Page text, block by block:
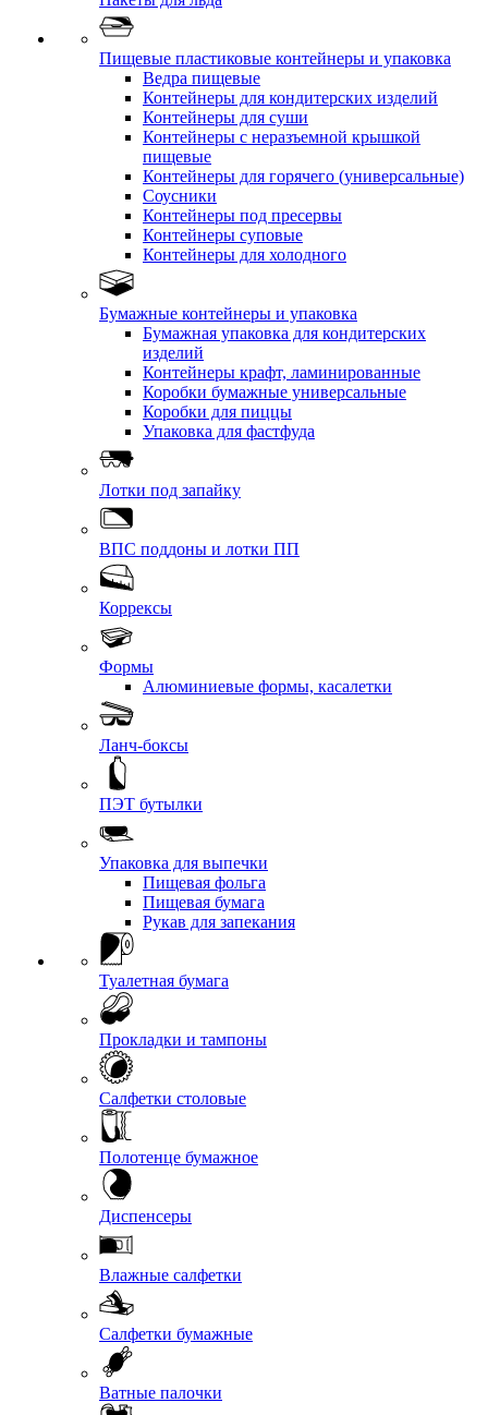
Пищевые пластиковые контейнеры и упаковка
Ведра пищевые
Контейнеры для кондитерских изделий
Контейнеры для суши
Контейнеры с неразъемной крышкой
пищевые
Контейнеры для горячего (универсальные)
Соусники
Контейнеры под пресервы
Контейнеры суповые
Контейнеры для холодного
Бумажные контейнеры и упаковка
Бумажная упаковка для кондитерских
изделий
Контейнеры крафт, ламинированные
Коробки бумажные универсальные
Коробки для пиццы
Упаковка для фастфуда
Лотки под запайку
ВПС поддоны и лотки ПП
Коррексы
Формы
Алюминиевые формы, касалетки
Ланч-боксы
ПЭТ бутылки
Упаковка для выпечки
Пищевая фольга
Пищевая бумага
Рукав для запекания
Туалетная бумага
Прокладки и тампоны
Салфетки столовые
Полотенце бумажное
Диспенсеры
Влажные салфетки
Салфетки бумажные
Ватные палочки